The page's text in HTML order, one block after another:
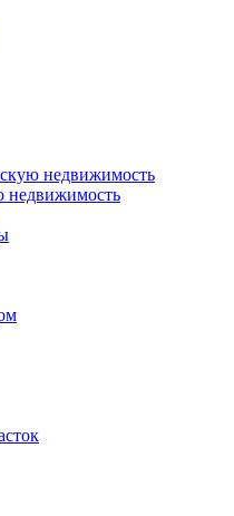
недвижимость
недвижимость